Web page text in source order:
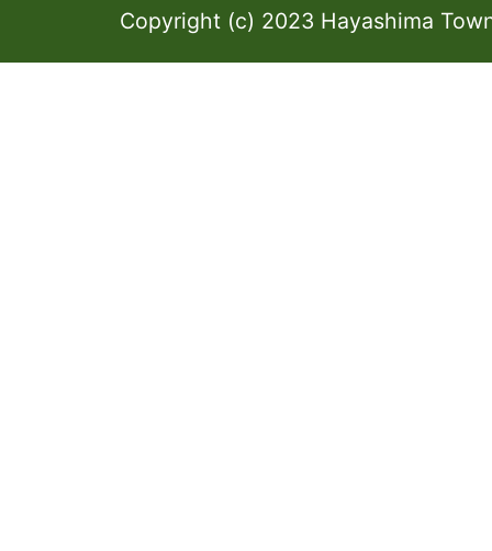
Copyright (c) 2023 Hayashima